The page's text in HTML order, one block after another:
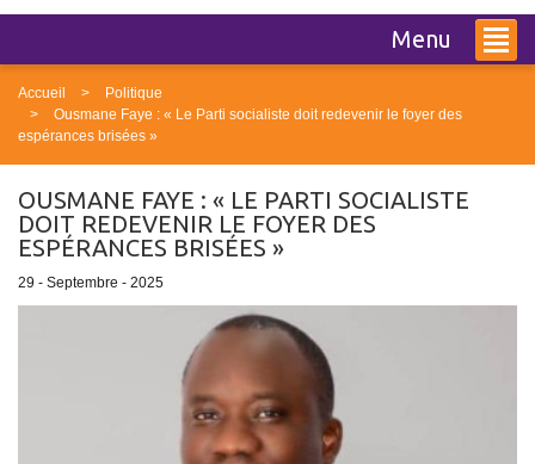
Menu
Accueil
Politique
Ousmane Faye : « Le Parti socialiste doit redevenir le foyer des
espérances brisées »
OUSMANE FAYE : « LE PARTI SOCIALISTE
DOIT REDEVENIR LE FOYER DES
ESPÉRANCES BRISÉES »
29 - Septembre - 2025